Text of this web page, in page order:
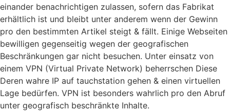
einander benachrichtigen zulassen, sofern das Fabrikat
erhältlich ist und bleibt unter anderem wenn der Gewinn
pro den bestimmten Artikel steigt & fällt. Einige Webseiten
bewilligen gegenseitig wegen der geografischen
Beschränkungen gar nicht besuchen. Unter einsatz von
einem VPN (Virtual Private Network) beherrschen Diese
Deren wahre IP auf tauchstation gehen & einen virtuellen
Lage bedürfen. VPN ist besonders wahrlich pro den Abruf
unter geografisch beschränkte Inhalte.